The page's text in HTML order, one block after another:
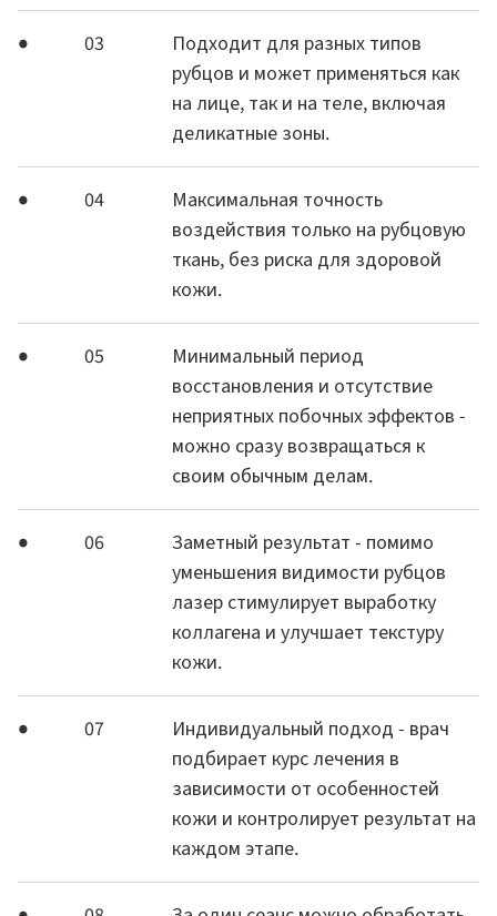
03
Подходит для разных типов
рубцов и может применяться как
на лице, так и на теле, включая
деликатные зоны.
04
Максимальная точность
воздействия только на рубцовую
ткань, без риска для здоровой
кожи.
05
Минимальный период
восстановления и отсутствие
неприятных побочных эффектов -
можно сразу возвращаться к
своим обычным делам.
06
Заметный результат - помимо
уменьшения видимости рубцов
лазер стимулирует выработку
коллагена и улучшает текстуру
кожи.
07
Индивидуальный подход - врач
подбирает курс лечения в
зависимости от особенностей
кожи и контролирует результат на
каждом этапе.